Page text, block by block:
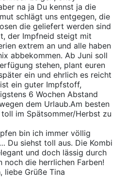
na ja Du kennst ja die
schlägt uns entgegen, die
die geliefert werden sind
der Impfneid steigt mit
extrem an und alle haben
abbekommen. Ab Juni soll
stehen, plant euren
ein und ehrlich es reicht
ein guter Impfstoff,
6 Wochen Abstand
dem Urlaub.Am besten
im Spätsommer/Herbst zu
bin ich immer völlig
Du siehst toll aus. Die Kombi
und doch lässig durch
noch die herrlichen Farben!
liebe Grüße Tina